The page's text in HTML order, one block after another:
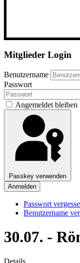
Mitglieder Login
Benutzername
Passwort
Angemeldet bleiben
Passkey verwenden
Anmelden
Passwort
Benutzername
30.07. -
Details